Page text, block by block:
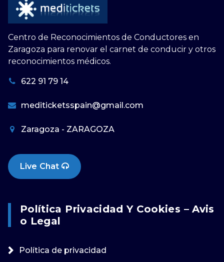
Centro de Reconocimientos de Conductores en
Zaragoza para renovar el carnet de conducir y otros
reconocimientos médicos.
622 91 79 14
mediticketsspain@gmail.com
Zaragoza - ZARAGOZA
Live Chat
Política Privacidad Y Cookies – Avis
O Legal
Política de privacidad